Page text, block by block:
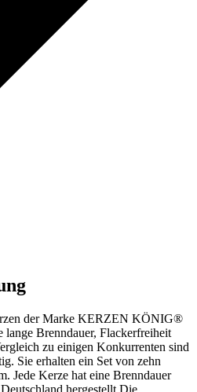
der Marke KERZEN KÖNIG®
lange Brenndauer, Flackerfreiheit
zu einigen Konkurrenten sind
Sie erhalten ein Set von zehn
Jede Kerze hat eine Brenndauer
hergestellt.Die